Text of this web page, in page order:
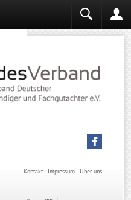
Über uns
Impressum
Kontakt